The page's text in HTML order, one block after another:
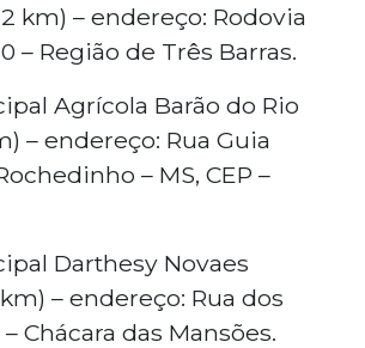
km) – endereço: Rodovia
– Região de Três Barras.
Agrícola Barão do Rio
– endereço: Rua Guia
– MS, CEP –
Darthesy Novaes
– endereço: Rua dos
Chácara das Mansões.